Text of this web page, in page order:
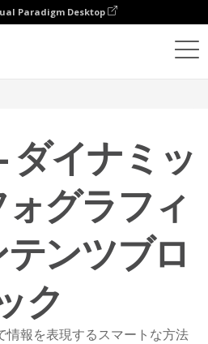
Paradigm Desktop
ダイナミッ
グラフィ
ンツブロ
ク
情報を表現するスマートな方法